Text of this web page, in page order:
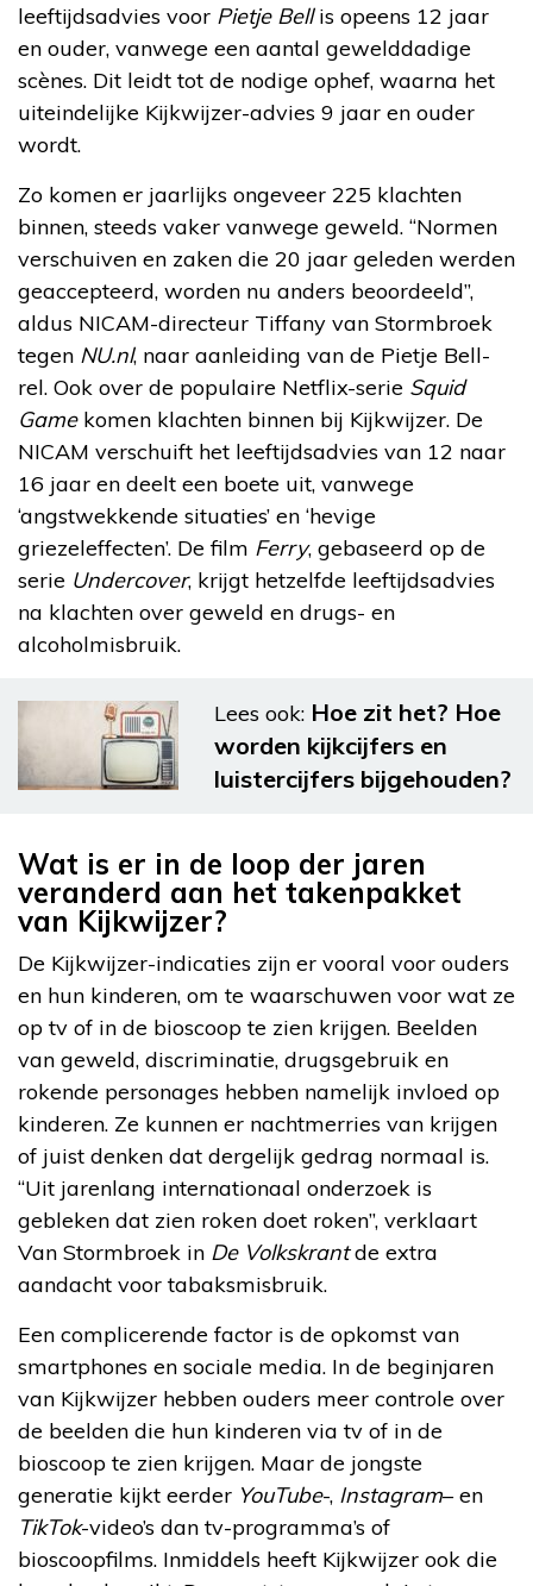
leeftijdsadvies voor Pietje Bellis opeens 12 jaar
en ouder, vanwege een aantal gewelddadige
scènes. Dit leidt tot de nodige ophef, waarna het
uiteindelijke Kijkwijzer-advies 9 jaar en ouder
wordt.
Zo komen er jaarlijks ongeveer 225 klachten
binnen, steeds vaker vanwege geweld. “Normen
verschuiven en zaken die 20 jaar geleden werden
geaccepteerd, worden nu anders beoordeeld”,
aldus NICAM-directeur Tiffany van Stormbroek
tegen NU.nl, naar aanleiding van de Pietje Bell-
rel. Ook over de populaire Netflix-serie Squid
Gamekomen klachten binnen bij Kijkwijzer. De
NICAM verschuift het leeftijdsadvies van 12 naar
16 jaar en deelt een boete uit, vanwege
‘angstwekkende situaties’ en ‘hevige
griezeleffecten’. De film Ferry, gebaseerd op de
serie Undercover, krijgt hetzelfde leeftijdsadvies
na klachten over geweld en drugs- en
alcoholmisbruik.
Lees ook: Hoe zit het? Hoe
worden kijkcijfers en
luistercijfers bijgehouden?
Wat is er in de loop der jaren
veranderd aan het takenpakket
van Kijkwijzer?
De Kijkwijzer-indicaties zijn er vooral voor ouders
en hun kinderen, om te waarschuwen voor wat ze
op tv of in de bioscoop te zien krijgen. Beelden
van geweld, discriminatie, drugsgebruik en
rokende personages hebben namelijk invloed op
kinderen. Ze kunnen er nachtmerries van krijgen
of juist denken dat dergelijk gedrag normaal is.
“Uit jarenlang internationaal onderzoek is
gebleken dat zien roken doet roken”, verklaart
Van Stormbroek in De Volkskrantde extra
aandacht voor tabaksmisbruik.
Een complicerende factor is de opkomst van
smartphones en sociale media. In de beginjaren
van Kijkwijzer hebben ouders meer controle over
de beelden die hun kinderen via tv of in de
bioscoop te zien krijgen. Maar de jongste
generatie kijkt eerder YouTube-, Instagram– en
TikTok-video’s dan tv-programma’s of
bioscoopfilms. Inmiddels heeft Kijkwijzer ook die